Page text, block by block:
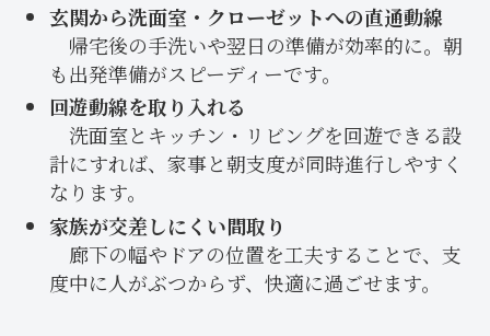
玄関から洗面室・クローゼットへの直通動線
帰宅後の手洗いや翌日の準備が効率的に。朝
も出発準備がスピーディーです。
回遊動線を取り入れる
洗面室とキッチン・リビングを回遊できる設
計にすれば、家事と朝支度が同時進行しやすく
なります。
家族が交差しにくい間取り
廊下の幅やドアの位置を工夫することで、支
度中に人がぶつからず、快適に過ごせます。